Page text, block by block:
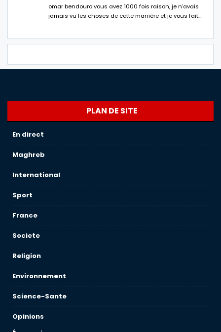
omar bendouro vous avez 1000 fois raison, je n'avais
jamais vu les choses de cette manière et je vous fait…
PLAN DE SITE
En direct
Maghreb
International
Sport
France
Societe
Religion
Environnement
Science-Sante
Opinions